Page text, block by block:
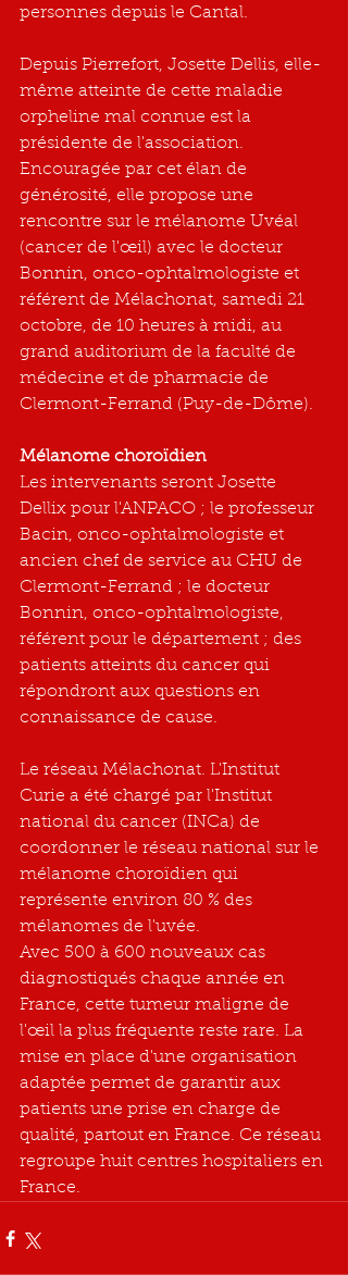
personnes depuis le Cantal.
Depuis Pierrefort, Josette Dellis, elle-
même atteinte de cette maladie
orpheline mal connue est la
présidente de l'association.
Encouragée par cet élan de
générosité, elle propose une
rencontre sur le mélanome Uvéal
(cancer de l'œil) avec le docteur
Bonnin, onco-ophtalmologiste et
référent de Mélachonat, samedi 21
octobre, de 10 heures à midi, au
grand auditorium de la faculté de
médecine et de pharmacie de
Clermont-Ferrand (Puy-de-Dôme).
Mélanome choroïdien
Les intervenants seront Josette
Dellix pour l'ANPACO ; le professeur
Bacin, onco-ophtalmologiste et
ancien chef de service au CHU de
Clermont-Ferrand ; le docteur
Bonnin, onco-ophtalmologiste,
référent pour le département ; des
patients atteints du cancer qui
répondront aux questions en
connaissance de cause.
Le réseau Mélachonat. L'Institut
Curie a été chargé par l'Institut
national du cancer (INCa) de
coordonner le réseau national sur le
mélanome choroïdien qui
représente environ 80 % des
mélanomes de l'uvée.
Avec 500 à 600 nouveaux cas
diagnostiqués chaque année en
France, cette tumeur maligne de
l'œil la plus fréquente reste rare. La
mise en place d'une organisation
adaptée permet de garantir aux
patients une prise en charge de
qualité, partout en France. Ce réseau
regroupe huit centres hospitaliers en
France.